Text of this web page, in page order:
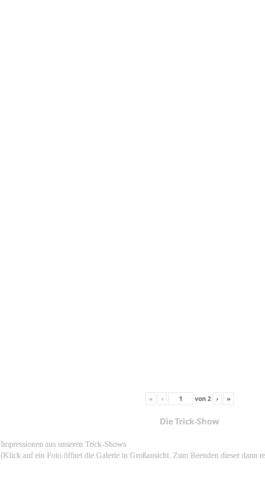
« ‹ von 2 › »
Die Trick-Show
Impressionen aus unseren Trick-Shows
(Klick auf ein Foto öffnet die Galerie in Großansicht. Zum Beenden dieser dann